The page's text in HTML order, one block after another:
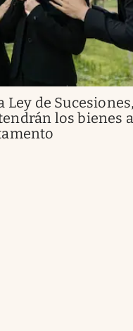
Ley de
los bienes